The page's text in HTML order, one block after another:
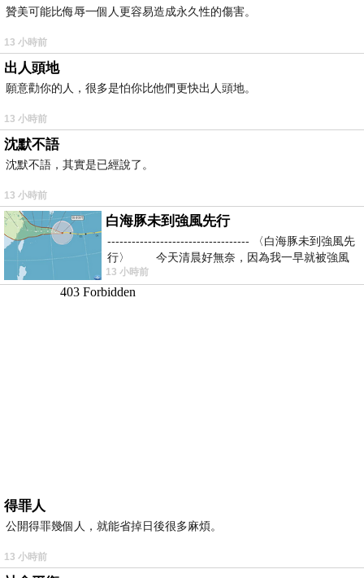
贊美可能比侮辱一個人更容易造成永久性的傷害。
13 小時前
出人頭地
願意勸你的人，很多是怕你比他們更快出人頭地。
13 小時前
沈默不語
沈默不語，其實是已經說了。
13 小時前
白海豚未到強風先行
----------------------------------- 〈白海豚未到強風先
行〉 今天清晨好無奈，因為我一早就被強風
13 小時前
得罪人
公開得罪幾個人，就能省掉日後很多麻煩。
13 小時前